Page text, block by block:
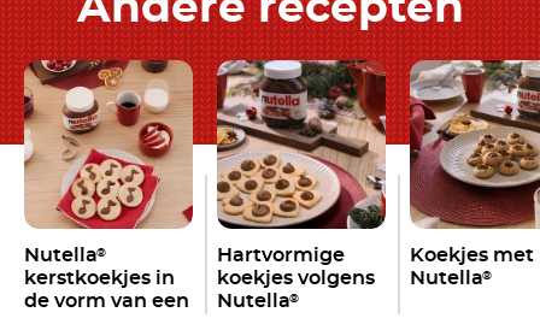
Andere recepten
Nutella®
kerstkoekjes in
de vorm van een
Hartvormige
koekjes volgens
Nutella®
Koekjes met
Nutella®